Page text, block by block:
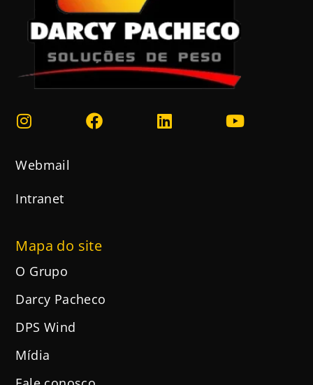
Webmail
Intranet
Mapa do site
O Grupo
Darcy Pacheco
DPS Wind
Mídia